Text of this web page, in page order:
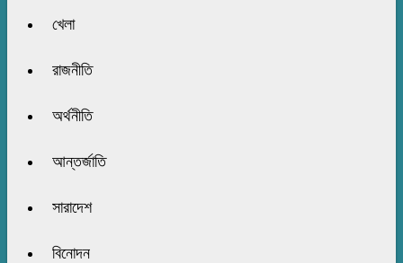
খেলা
রাজনীতি
অর্থনীতি
আন্তর্জাতি
সারাদেশ
বিনোদন